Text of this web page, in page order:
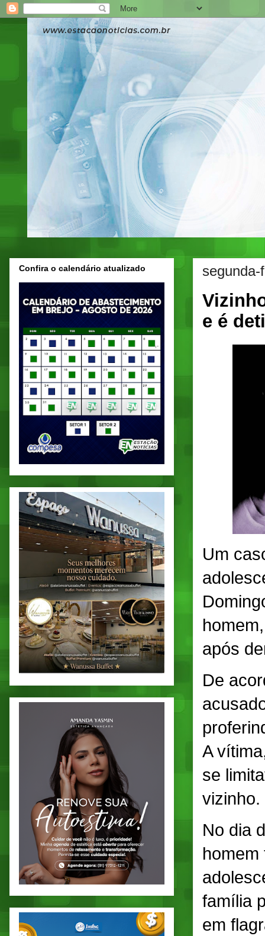
e é
Um
após
De
A
se
vizinho.
No dia
homem
família
em
Confira o calendário atualizado